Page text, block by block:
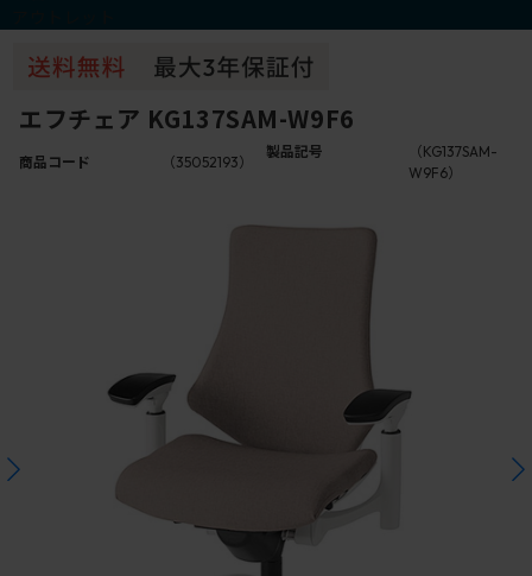
エフチェア KG137SAM-W9F6
商品コード （35052193）
製品記号
（KG137SAM-
W9F6）